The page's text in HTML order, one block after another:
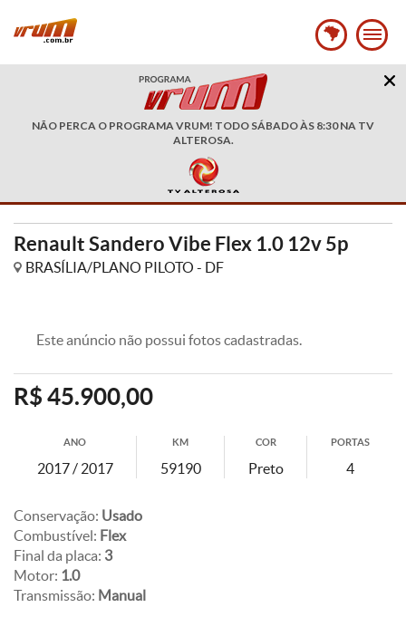
NÃO PERCA O PROGRAMA VRUM! TODO SÁBADO ÀS 8:30 NA TV
ALTEROSA.
Renault Sandero Vibe Flex 1.0 12v 5p
BRASÍLIA/PLANO PILOTO - DF
Este anúncio não possui fotos cadastradas.
R$ 45.900,00
ANO
2017 / 2017
KM
59190
COR
Preto
PORTAS
4
Conservação: Usado
Combustível: Flex
Final da placa: 3
Motor: 1.0
Transmissão: Manual